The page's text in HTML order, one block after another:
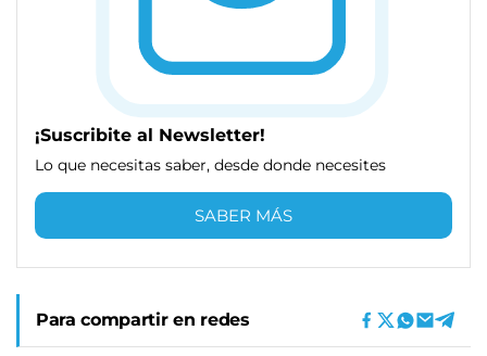
¡Suscribite al Newsletter!
Lo que necesitas saber, desde donde necesites
SABER MÁS
Para compartir en redes